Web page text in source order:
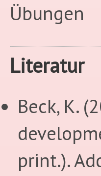
Übungen
Literatur
Beck, K.
print.).